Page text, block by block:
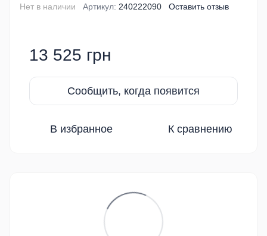
Нет в наличии Артикул: 240222090 Оставить отзыв
13 525 грн
Сообщить, когда появится
В избранное К сравнению